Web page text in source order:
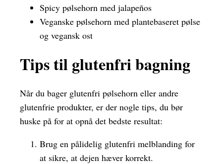
Spicy pølsehorn med jalapeños
Veganske pølsehorn med plantebaseret pølse
og vegansk ost
Tips til glutenfri bagning
Når du bager glutenfri pølsehorn eller andre
glutenfrie produkter, er der nogle tips, du bør
huske på for at opnå det bedste resultat:
Brug en pålidelig glutenfri melblanding for
at sikre, at dejen hæver korrekt.